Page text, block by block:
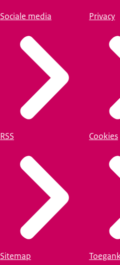
Sociale media
RSS
Sitemap
Privacy
Cookies